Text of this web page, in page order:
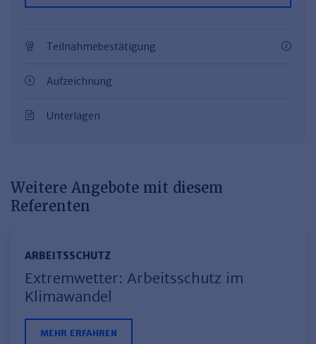
Teilnahmebestätigung
Aufzeichnung
Unterlagen
Weitere Angebote mit diesem
Referenten
ARBEITSSCHUTZ
Extremwetter: Arbeitsschutz im
Klimawandel
MEHR ERFAHREN